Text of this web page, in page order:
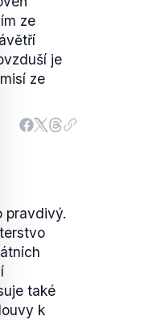
ze
je
ze
pravdivý.
také
k